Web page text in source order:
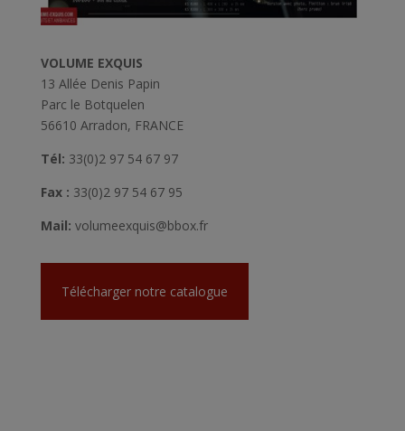
VOLUME EXQUIS
13 Allée Denis Papin
Parc le Botquelen
56610 Arradon, FRANCE
Tél: 33(0)2 97 54 67 97
Fax : 33(0)2 97 54 67 95
Mail: volumeexquis@bbox.fr
Télécharger notre catalogue